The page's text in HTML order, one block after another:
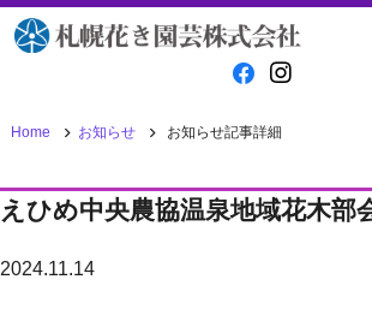
Home お知らせ お知らせ記事詳細
えひめ中央農協温泉地域花木
2024.11.14